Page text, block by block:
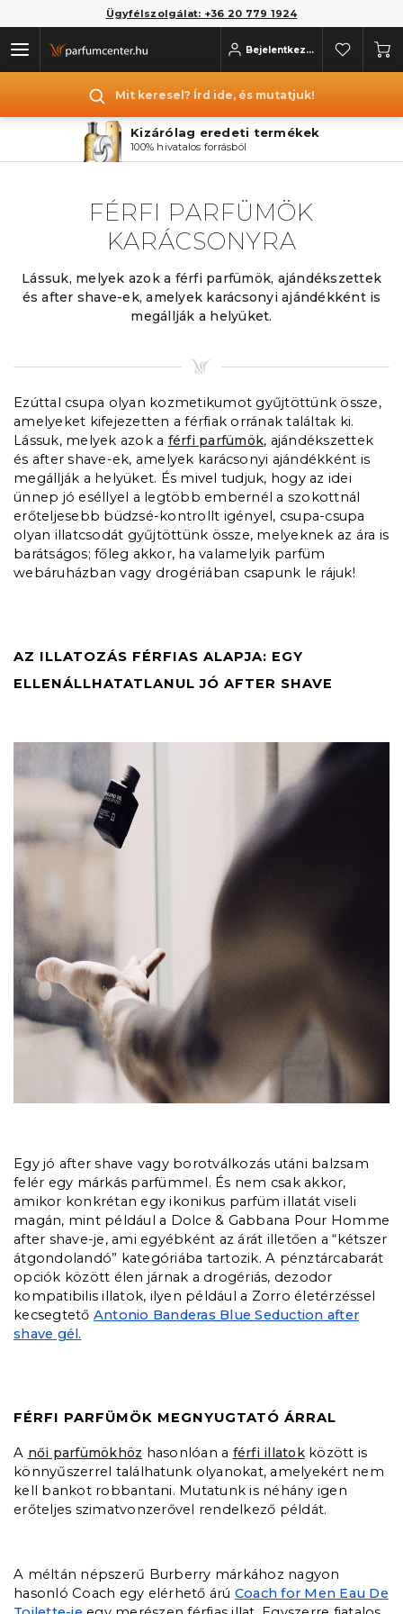
Ügyfélszolgálat: +36 20 779 1924
Bejelentkezés
Mit keresel? Írd ide, és mutatjuk!
Kizárólag eredeti termékek
100% hivatalos forrásból
FÉRFI PARFÜMÖK
KARÁCSONYRA
Lássuk, melyek azok a férfi parfümök, ajándékszettek
és after shave-ek, amelyek karácsonyi ajándékként is
megállják a helyüket.
Ezúttal csupa olyan kozmetikumot gyűjtöttünk össze,
amelyeket kifejezetten a férfiak orrának találtak ki.
Lássuk, melyek azok a férfi parfümök, ajándékszettek
és after shave-ek, amelyek karácsonyi ajándékként is
megállják a helyüket. És mivel tudjuk, hogy az idei
ünnep jó eséllyel a legtöbb embernél a szokottnál
erőteljesebb büdzsé-kontrollt igényel, csupa-csupa
olyan illatcsodát gyűjtöttünk össze, melyeknek az ára is
barátságos; főleg akkor, ha valamelyik parfüm
webáruházban vagy drogériában csapunk le rájuk!
AZ ILLATOZÁS FÉRFIAS ALAPJA: EGY
ELLENÁLLHATATLANUL JÓ AFTER SHAVE
Egy jó after shave vagy borotválkozás utáni balzsam
felér egy márkás parfümmel. És nem csak akkor,
amikor konkrétan egy ikonikus parfüm illatát viseli
magán, mint például a Dolce & Gabbana Pour Homme
after shave-je, ami egyébként az árát illetően a “kétszer
átgondolandó” kategóriába tartozik. A pénztárcabarát
opciók között élen járnak a drogériás, dezodor
kompatibilis illatok, ilyen például a Zorro életérzéssel
kecsegtető Antonio Banderas Blue Seduction after
shave gél.
FÉRFI PARFÜMÖK MEGNYUGTATÓ ÁRRAL
A női parfümökhöz hasonlóan a férfi illatokközött is
könnyűszerrel találhatunk olyanokat, amelyekért nem
kell bankot robbantani. Mutatunk is néhány igen
erőteljes szimatvonzerővel rendelkező példát.
A méltán népszerű Burberry márkához nagyon
hasonló Coach egy elérhető árú Coach for Men Eau De